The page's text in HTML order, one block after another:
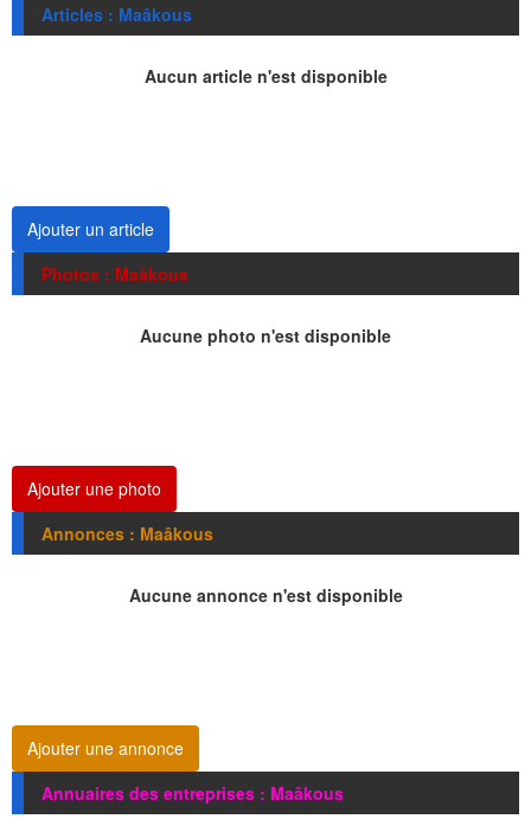
Articles : Maâkous
Aucun article n'est disponible
Ajouter un article
Photos : Maâkous
Aucune photo n'est disponible
Ajouter une photo
Annonces : Maâkous
Aucune annonce n'est disponible
Ajouter une annonce
Annuaires des entreprises : Maâkous